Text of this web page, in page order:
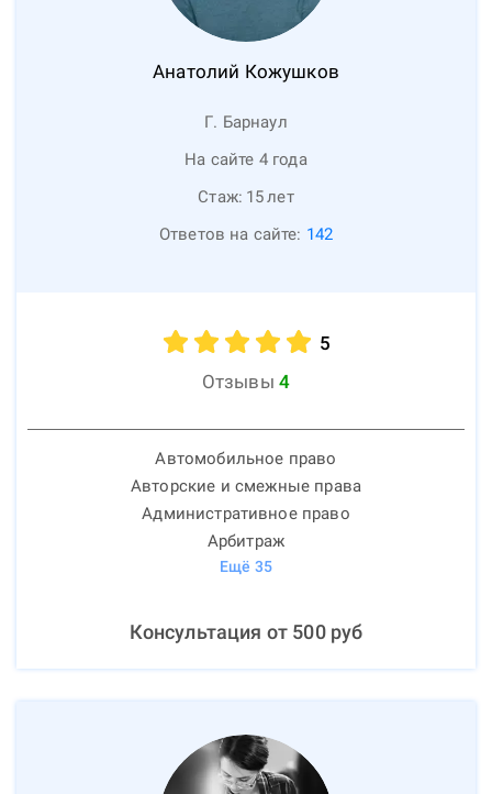
Анатолий Кожушков
Г. Барнаул
На сайте 4 года
Стаж: 15лет
Ответов на сайте: 142
5
Отзывы 4
Автомобильное право
Авторские и смежные права
Административное право
Арбитраж
Ещё 35
Консультация от 500руб